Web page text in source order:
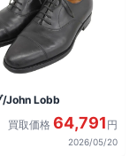
/John Lobb
買取価格 64,791 円
2026/05/20